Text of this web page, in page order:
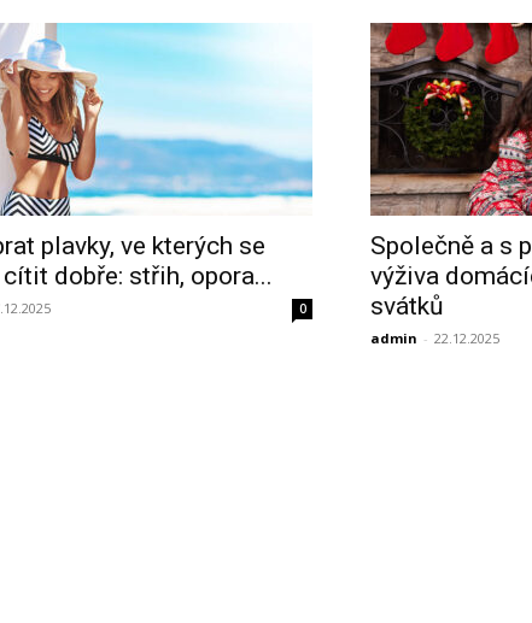
plavky, ve kterých se
dobře: střih, opora...
0
Společně a s
výživa
svátků
admin - 22.12.2025